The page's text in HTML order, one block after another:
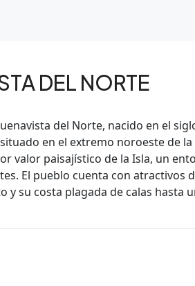
DEL NORTE
del Norte, nacido en el
en el extremo noroeste de la
valor paisajístico de la Isla, un
El pueblo cuenta con atractivos
y su costa plagada de calas hasta